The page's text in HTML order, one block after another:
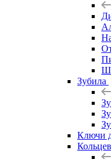
Зубила
Ключи